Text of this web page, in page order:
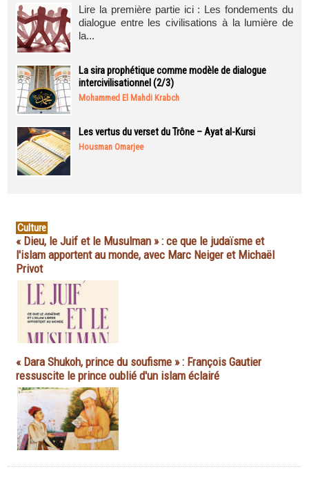
Lire la première partie ici : Les fondements du
dialogue entre les civilisations à la lumière de
la...
La sira prophétique comme modèle de dialogue
intercivilisationnel (2/3)
Mohammed El Mahdi Krabch
Les vertus du verset du Trône – Ayat al-Kursi
Housman Omarjee
Culture
« Dieu, le Juif et le Musulman » : ce que le judaïsme et
l'islam apportent au monde, avec Marc Neiger et Michaël
Privot
« Dara Shukoh, prince du soufisme » : François Gautier
ressuscite le prince oublié d'un islam éclairé